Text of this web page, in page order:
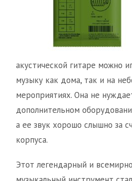
акустической гитаре можно
музыку как дома, так и на
мероприятиях. Она не
дополнительном
а ее звук хорошо слышно за
корпуса.
Этот легендарный и